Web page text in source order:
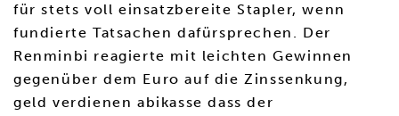
für stets voll einsatzbereite Stapler, wenn
fundierte Tatsachen dafürsprechen. Der
Renminbi reagierte mit leichten Gewinnen
gegenüber dem Euro auf die Zinssenkung,
geld verdienen abikasse dass der